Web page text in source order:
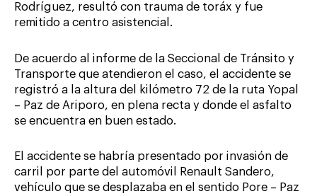
Rodríguez, resultó con trauma de toráx y fue
remitido a centro asistencial.
De acuerdo al informe de la Seccional de Tránsito y
Transporte que atendieron el caso, el accidente se
registró a la altura del kilómetro 72 de la ruta Yopal
– Paz de Ariporo, en plena recta y donde el asfalto
se encuentra en buen estado.
El accidente se habría presentado por invasión de
carril por parte del automóvil Renault Sandero,
vehículo que se desplazaba en el sentido Pore – Paz